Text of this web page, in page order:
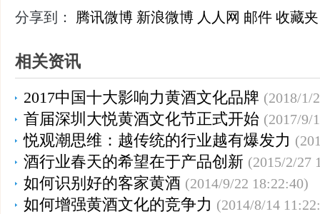
分享到： 腾讯微博 新浪微博 人人网 邮件 收藏夹
相关资讯
2017中国十大影响力黄酒文化品牌 (2018/1/
首届深圳大悦黄酒文化节正式开始 (2017/9/
悦观潮思维：越传统的行业越有爆发力
酒行业春天的希望在于产品创新 (2015/2/27
如何识别好的客家黄酒 (2014/9/22 18:22:40)
如何增强黄酒文化的竞争力 (2014/8/14